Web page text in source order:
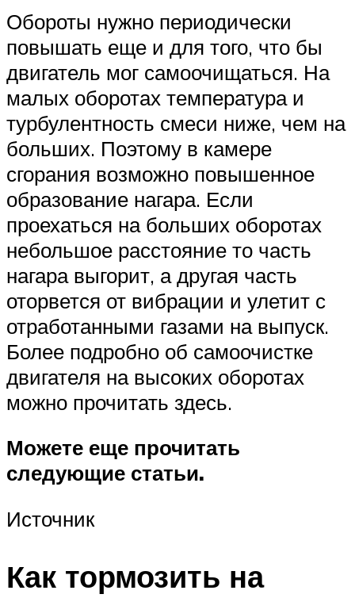
Обороты нужно периодически
повышать еще и для того, что бы
двигатель мог самоочищаться. На
малых оборотах температура и
турбулентность смеси ниже, чем на
больших. Поэтому в камере
сгорания возможно повышенное
образование нагара. Если
проехаться на больших оборотах
небольшое расстояние то часть
нагара выгорит, а другая часть
оторвется от вибрации и улетит с
отработанными газами на выпуск.
Более подробно об самоочистке
двигателя на высоких оборотах
можно прочитать здесь.
Можете еще прочитать
следующие статьи.
Источник
Как тормозить на